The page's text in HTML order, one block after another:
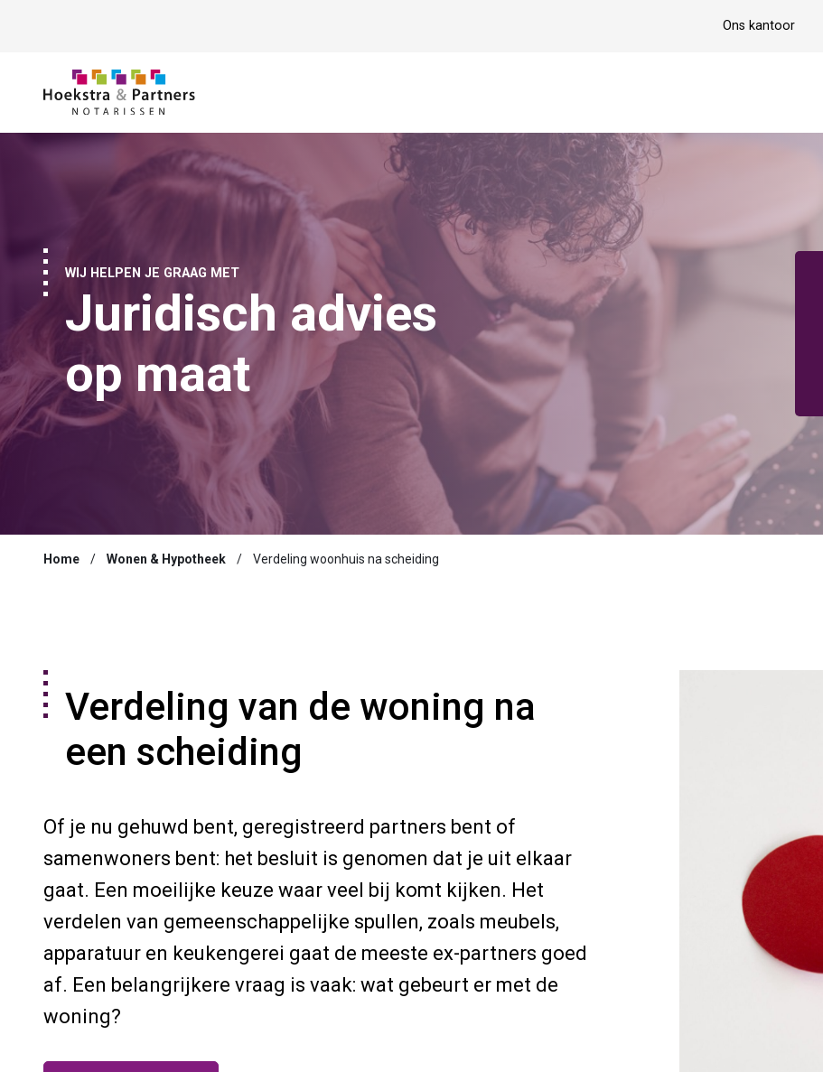
Ons kantoor
Juridisch advies
op maat
WIJ HELPEN JE GRAAG MET
Home Wonen & Hypotheek Verdeling woonhuis na scheiding
Verdeling van de woning na
een scheiding
Of je nu gehuwd bent, geregistreerd partners bent of
samenwoners bent: het besluit is genomen dat je uit elkaar
gaat. Een moeilijke keuze waar veel bij komt kijken. Het
verdelen van gemeenschappelijke spullen, zoals meubels,
apparatuur en keukengerei gaat de meeste ex-partners goed
af. Een belangrijkere vraag is vaak: wat gebeurt er met de
woning?